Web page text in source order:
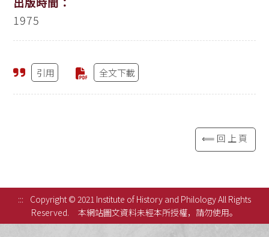
1975
引用 全文下載
⟸回上頁
:::
Copyright © 2021 Institute of History and Philology All Rights
Reserved.
本網站圖文資料未經本所授權，請勿使用。